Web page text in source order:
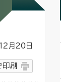
月20日
印刷